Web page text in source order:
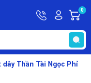
HotlineTài
khoản
Hello,
Khách
0
dây Thần Tài Ngọc Phỉ